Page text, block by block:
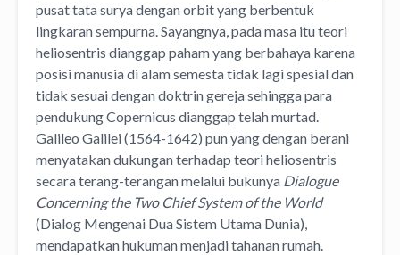
pusat tata surya dengan orbit yang berbentuk
lingkaran sempurna. Sayangnya, pada masa itu teori
heliosentris dianggap paham yang berbahaya karena
posisi manusia di alam semesta tidak lagi spesial dan
tidak sesuai dengan doktrin gereja sehingga para
pendukung Copernicus dianggap telah murtad.
Galileo Galilei (1564-1642) pun yang dengan berani
menyatakan dukungan terhadap teori heliosentris
secara terang-terangan melalui bukunya Dialogue
Concerning the Two Chief System of the World
(Dialog Mengenai Dua Sistem Utama Dunia),
mendapatkan hukuman menjadi tahanan rumah.